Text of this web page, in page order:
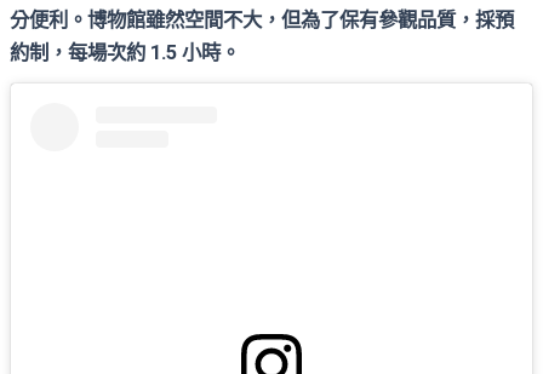
分便利。博物館雖然空間不大，但為了保有參觀品質，採預
約制，每場次約 1.5 小時。